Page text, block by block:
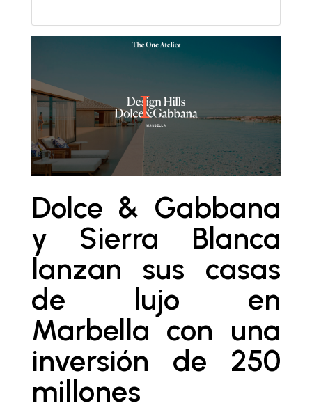
Dolce & Gabbana
y Sierra Blanca
lanzan sus casas
de lujo en
Marbella con una
inversión de 250
millones